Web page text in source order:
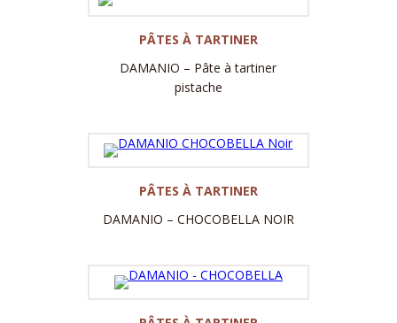
PÂTES À TARTINER
DAMANIO – Pâte à tartiner
pistache
PÂTES À TARTINER
Label
DAMANIO – CHOCOBELLA NOIR
Label